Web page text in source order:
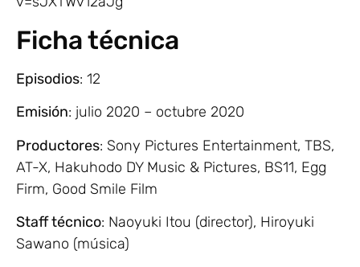
Ficha técnica
Episodios: 12
Emisión: julio 2020 – octubre 2020
Productores: Sony Pictures Entertainment, TBS,
AT-X, Hakuhodo DY Music & Pictures, BS11, Egg
Firm, Good Smile Film
Staff técnico: Naoyuki Itou (director), Hiroyuki
Sawano (música)